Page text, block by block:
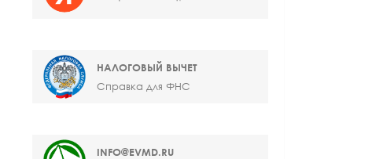
НАЛОГОВЫЙ ВЫЧЕТ
Справка для ФНС
INFO@EVMD.RU